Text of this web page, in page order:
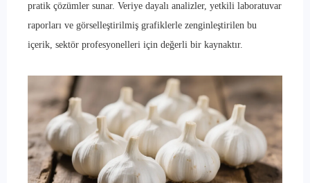
pratik çözümler sunar. Veriye dayalı analizler, yetkili laboratuvar
raporları ve görselleştirilmiş grafiklerle zenginleştirilen bu
içerik, sektör profesyonelleri için değerli bir kaynaktır.